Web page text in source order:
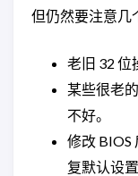
但仍然要注意几
老旧 32 位
某些很老
不好。
修改 BIOS
复默认设置